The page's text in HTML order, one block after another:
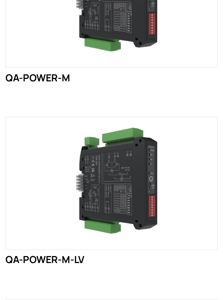
QA-POWER-M
QA-POWER-M-LV